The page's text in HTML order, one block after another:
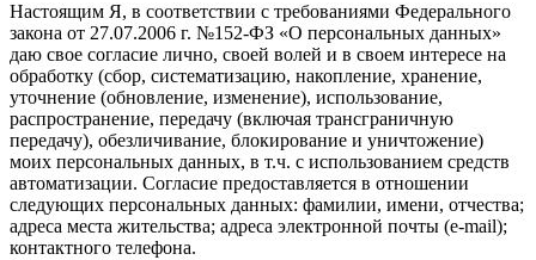
Настоящим Я, в соответствии с требованиями Федерального
закона от 27.07.2006 г. №152-ФЗ «О персональных данных»
даю свое согласие лично, своей волей и в своем интересе на
обработку (сбор, систематизацию, накопление, хранение,
уточнение (обновление, изменение), использование,
распространение, передачу (включая трансграничную
передачу), обезличивание, блокирование и уничтожение)
моих персональных данных, в т.ч. с использованием средств
автоматизации. Согласие предоставляется в отношении
следующих персональных данных: фамилии, имени, отчества;
адреса места жительства; адреса электронной почты (e-mail);
контактного телефона.